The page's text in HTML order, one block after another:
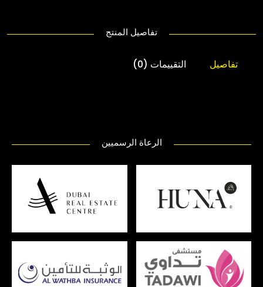
تفاصيل المنتج
تفاصيل التقييمات (0)
الرعاة الرسميين